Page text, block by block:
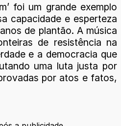
foi um grande exemplo
capacidade e esperteza
de plantão. A música
de resistência na
e a democracia que
uma luta justa por
por atos e fatos,